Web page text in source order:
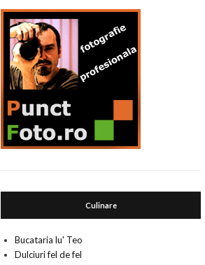
Culinare
Bucataria lu' Teo
Dulciuri fel de fel